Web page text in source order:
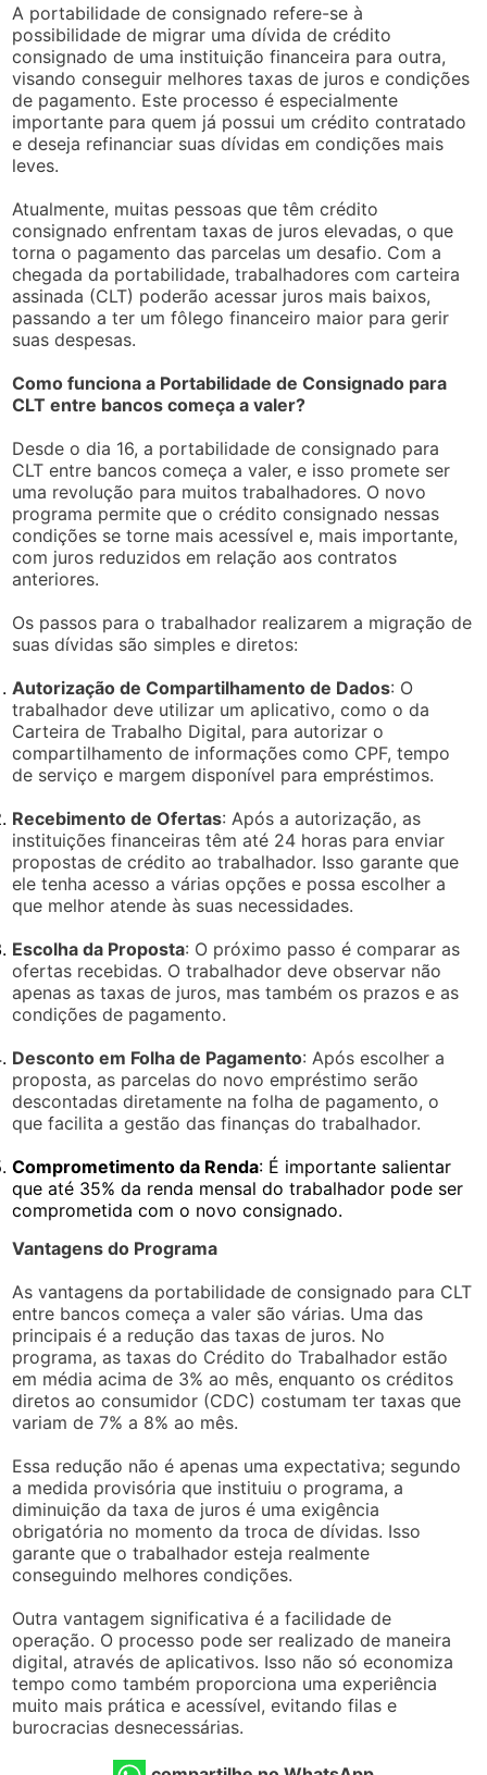
A portabilidade de consignado refere-se à
possibilidade de migrar uma dívida de crédito
consignado de uma instituição financeira para outra,
visando conseguir melhores taxas de juros e condições
de pagamento. Este processo é especialmente
importante para quem já possui um crédito contratado
e deseja refinanciar suas dívidas em condições mais
leves.
Atualmente, muitas pessoas que têm crédito
consignado enfrentam taxas de juros elevadas, o que
torna o pagamento das parcelas um desafio. Com a
chegada da portabilidade, trabalhadores com carteira
assinada (CLT) poderão acessar juros mais baixos,
passando a ter um fôlego financeiro maior para gerir
suas despesas.
Como funciona a Portabilidade de Consignado para
CLT entre bancos começa a valer?
Desde o dia 16, a portabilidade de consignado para
CLT entre bancos começa a valer, e isso promete ser
uma revolução para muitos trabalhadores. O novo
programa permite que o crédito consignado nessas
condições se torne mais acessível e, mais importante,
com juros reduzidos em relação aos contratos
anteriores.
Os passos para o trabalhador realizarem a migração de
suas dívidas são simples e diretos:
Autorização de Compartilhamento de Dados: O
trabalhador deve utilizar um aplicativo, como o da
Carteira de Trabalho Digital, para autorizar o
compartilhamento de informações como CPF, tempo
de serviço e margem disponível para empréstimos.
Recebimento de Ofertas: Após a autorização, as
instituições financeiras têm até 24 horas para enviar
propostas de crédito ao trabalhador. Isso garante que
ele tenha acesso a várias opções e possa escolher a
que melhor atende às suas necessidades.
Escolha da Proposta: O próximo passo é comparar as
ofertas recebidas. O trabalhador deve observar não
apenas as taxas de juros, mas também os prazos e as
condições de pagamento.
Desconto em Folha de Pagamento: Após escolher a
proposta, as parcelas do novo empréstimo serão
descontadas diretamente na folha de pagamento, o
que facilita a gestão das finanças do trabalhador.
Comprometimento da Renda: É importante salientar
que até 35% da renda mensal do trabalhador pode ser
comprometida com o novo consignado.
Vantagens do Programa
As vantagens da portabilidade de consignado para CLT
entre bancos começa a valer são várias. Uma das
principais é a redução das taxas de juros. No
programa, as taxas do Crédito do Trabalhador estão
em média acima de 3% ao mês, enquanto os créditos
diretos ao consumidor (CDC) costumam ter taxas que
variam de 7% a 8% ao mês.
Essa redução não é apenas uma expectativa; segundo
a medida provisória que instituiu o programa, a
diminuição da taxa de juros é uma exigência
obrigatória no momento da troca de dívidas. Isso
garante que o trabalhador esteja realmente
conseguindo melhores condições.
Outra vantagem significativa é a facilidade de
operação. O processo pode ser realizado de maneira
digital, através de aplicativos. Isso não só economiza
tempo como também proporciona uma experiência
muito mais prática e acessível, evitando filas e
burocracias desnecessárias.